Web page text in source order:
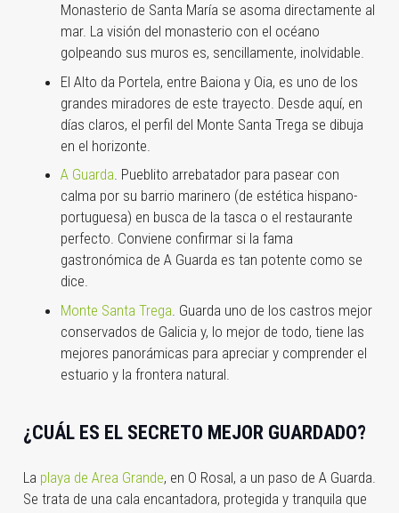
Monasterio de Santa María se asoma directamente al
mar. La visión del monasterio con el océano
golpeando sus muros es, sencillamente, inolvidable.
El Alto da Portela, entre Baiona y Oia, es uno de los
grandes miradores de este trayecto. Desde aquí, en
días claros, el perfil del Monte Santa Trega se dibuja
en el horizonte.
A Guarda. Pueblito arrebatador para pasear con
calma por su barrio marinero (de estética hispano-
portuguesa) en busca de la tasca o el restaurante
perfecto. Conviene confirmar si la fama
gastronómica de A Guarda es tan potente como se
dice.
Monte Santa Trega . Guarda uno de los castros mejor
conservados de Galicia y, lo mejor de todo, tiene las
mejores panorámicas para apreciar y comprender el
estuario y la frontera natural.
¿CUÁL ES EL SECRETO MEJOR GUARDADO?
La playa de Area Grande, en O Rosal, a un paso de A Guarda.
Se trata de una cala encantadora, protegida y tranquila que